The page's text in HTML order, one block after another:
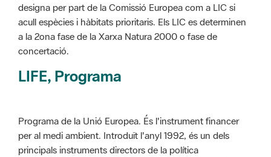
designa per part de la Comissió Europea com a LIC si
acull espècies i hàbitats prioritaris. Els LIC es determinen
a la 2ona fase de la Xarxa Natura 2000 o fase de
concertació.
LIFE, Programa
Programa de la Unió Europea. És l'instrument financer
per al medi ambient. Introduït l'anyl 1992, és un dels
principals instruments directors de la política